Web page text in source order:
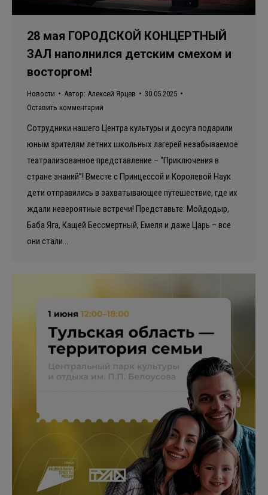
28 мая ГОРОДСКОЙ КОНЦЕРТНЫЙ
ЗАЛ наполнился детским смехом и
восторгом!
Новости Автор: Алексей Ярцев
30.05.2025
Оставить комментарий
Сотрудники нашего Центра культуры и досуга подарили
юным зрителям летних школьных лагерей незабываемое
театрализованное представление – “Приключения в
стране знаний”! Вместе с Принцессой и Королевой Наук
дети отправились в захватывающее путешествие, где их
ждали невероятные встречи! Представьте: Мойдодыр,
Баба Яга, Кащей Бессмертный, Емеля и даже Царь – все
они стали…